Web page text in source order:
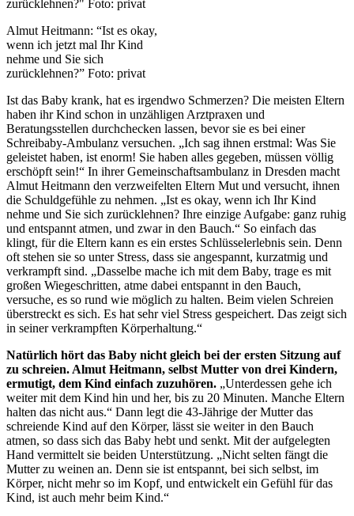
Almut Heitmann: “Ist es okay,
wenn ich jetzt mal Ihr Kind
nehme und Sie sich
zurücklehnen?” Foto: privat
Ist das Baby krank, hat es irgendwo Schmerzen? Die meisten Eltern
haben ihr Kind schon in unzähligen Arztpraxen und
Beratungsstellen durchchecken lassen, bevor sie es bei einer
Schreibaby-Ambulanz versuchen. „Ich sag ihnen erstmal: Was Sie
geleistet haben, ist enorm! Sie haben alles gegeben, müssen völlig
erschöpft sein!“ In ihrer Gemeinschaftsambulanz in Dresden macht
Almut Heitmann den verzweifelten Eltern Mut und versucht, ihnen
die Schuldgefühle zu nehmen. „Ist es okay, wenn ich Ihr Kind
nehme und Sie sich zurücklehnen? Ihre einzige Aufgabe: ganz ruhig
und entspannt atmen, und zwar in den Bauch.“ So einfach das
klingt, für die Eltern kann es ein erstes Schlüsselerlebnis sein. Denn
oft stehen sie so unter Stress, dass sie angespannt, kurzatmig und
verkrampft sind. „Dasselbe mache ich mit dem Baby, trage es mit
großen Wiegeschritten, atme dabei entspannt in den Bauch,
versuche, es so rund wie möglich zu halten. Beim vielen Schreien
überstreckt es sich. Es hat sehr viel Stress gespeichert. Das zeigt sich
in seiner verkrampften Körperhaltung.“
Natürlich hört das Baby nicht gleich bei der ersten Sitzung auf
zu schreien. Almut Heitmann, selbst Mutter von drei Kindern,
ermutigt, dem Kind einfach zuzuhören. „Unterdessen gehe ich
weiter mit dem Kind hin und her, bis zu 20 Minuten. Manche Eltern
halten das nicht aus.“ Dann legt die 43-Jährige der Mutter das
schreiende Kind auf den Körper, lässt sie weiter in den Bauch
atmen, so dass sich das Baby hebt und senkt. Mit der aufgelegten
Hand vermittelt sie beiden Unterstützung. „Nicht selten fängt die
Mutter zu weinen an. Denn sie ist entspannt, bei sich selbst, im
Körper, nicht mehr so im Kopf, und entwickelt ein Gefühl für das
Kind, ist auch mehr beim Kind.“